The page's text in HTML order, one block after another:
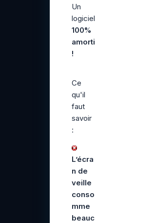
Un
logiciel
100%
amorti
!
Ce
qu'il
faut
savoir
:
L’écra
n de
veille
conso
mme
beauc